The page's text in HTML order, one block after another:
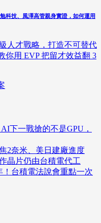
科技、風澤高管親身實證，如何運用
人才戰略，打造不可替代
你用 EVP 把留才效益翻 3
下一戰搶的不是GPU，
2奈米、美日建廠進度
晶片仍由台積電代工
台積電法說會重點一次